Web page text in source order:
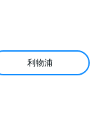
利物浦